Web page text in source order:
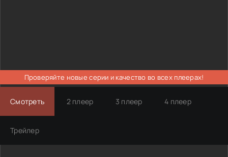
Проверяйте новые серии и качество во всех плеерах!
Смотреть 2 плеер 3 плеер 4 плеер
Трейлер